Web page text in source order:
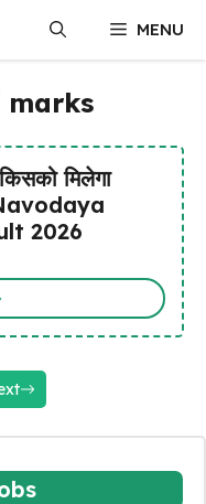
MENU
मिलेगा
2026